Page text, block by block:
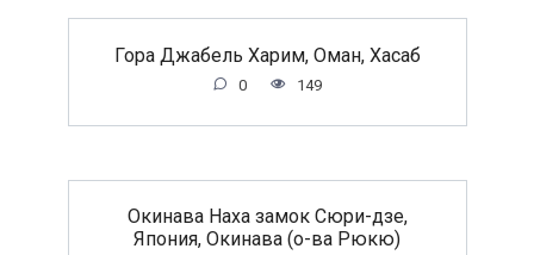
Гора Джабель Харим, Оман, Хасаб
0 149
Окинава Наха замок Сюри-дзе,
Япония, Окинава (о-ва Рюкю)